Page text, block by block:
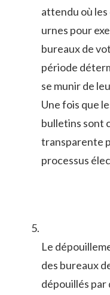
attendu‌ où
urnes pour
bureaux de
période
‍se munir⁤ de
Une fois‌ que
‌bulletins sont
transparente
processus⁣
Le
des ‍bureaux
dépouillés ‍par